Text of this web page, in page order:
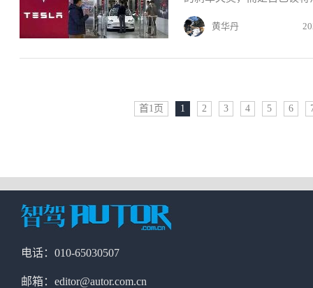
黄华丹
首1页 1 2 3 4 5 6
电话：010-65030507
邮箱：editor@autor.com.cn